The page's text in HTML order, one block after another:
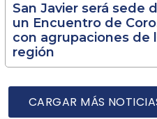
San Javier será sede
un Encuentro de
con agrupaciones de
región
CARGAR MÁS